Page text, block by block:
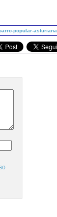
popular-asturiana